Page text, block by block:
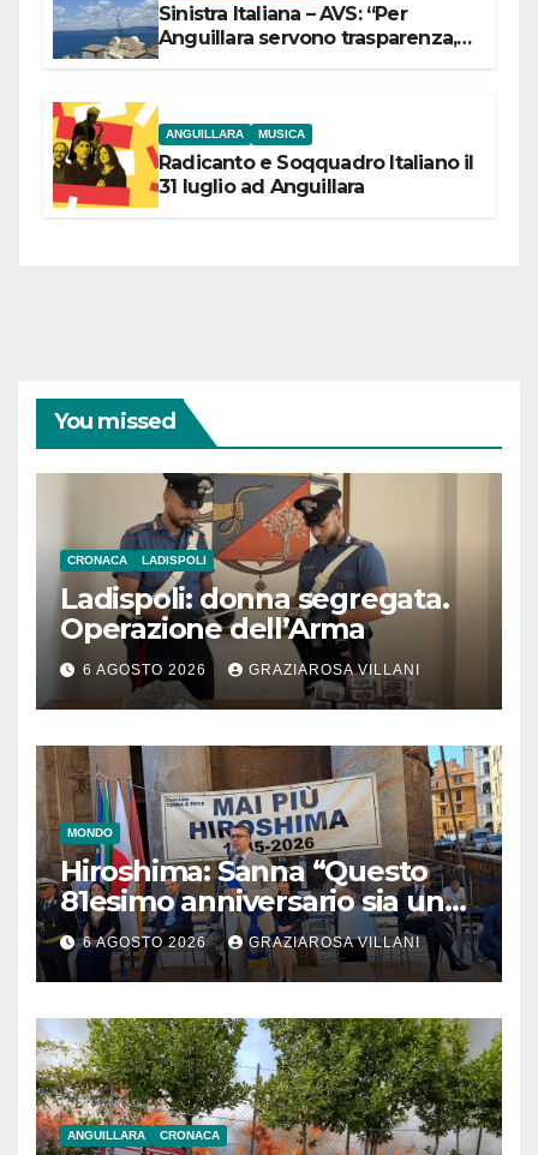
Sinistra Italiana – AVS: “Per
Anguillara servono trasparenza,
ANGUILLARA MUSICA
Radicanto e Soqquadro Italiano il
31 luglio ad Anguillara
You missed
CRONACA LADISPOLI
Ladispoli: donna segregata.
Operazione dell’Arma
6 AGOSTO 2026 GRAZIAROSA VILLANI
MONDO
Hiroshima: Sanna “Questo
81esimo anniversario sia un
monito per tutti”
6 AGOSTO 2026 GRAZIAROSA VILLANI
ANGUILLARA CRONACA